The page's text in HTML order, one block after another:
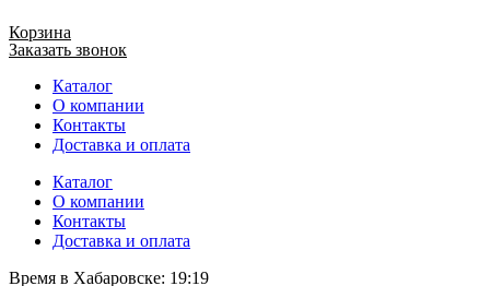
Корзина
Заказать звонок
Каталог
О компании
Контакты
Доставка и оплата
Каталог
О компании
Контакты
Доставка и оплата
Время в Хабаровске: 19:19